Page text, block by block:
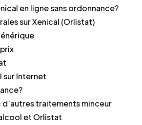
en ligne sans ordonnance?
sur Xenical (Orlistat)
sur Internet
traitements minceur
et Orlistat